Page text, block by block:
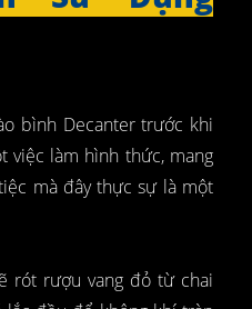
bình Decanter trước khi
việc làm hình thức, mang
mà đây thực sự là một
rót rượu vang đỏ từ chai